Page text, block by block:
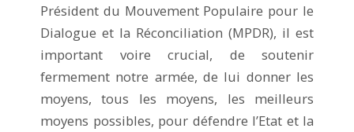
Président du Mouvement Populaire pour le
Dialogue et la Réconciliation (MPDR), il est
important voire crucial, de soutenir
fermement notre armée, de lui donner les
moyens, tous les moyens, les meilleurs
moyens possibles, pour défendre l’Etat et la